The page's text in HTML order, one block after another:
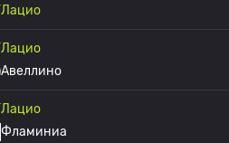
Лацио
Лацио
Авеллино
Лацио
Фламиниа